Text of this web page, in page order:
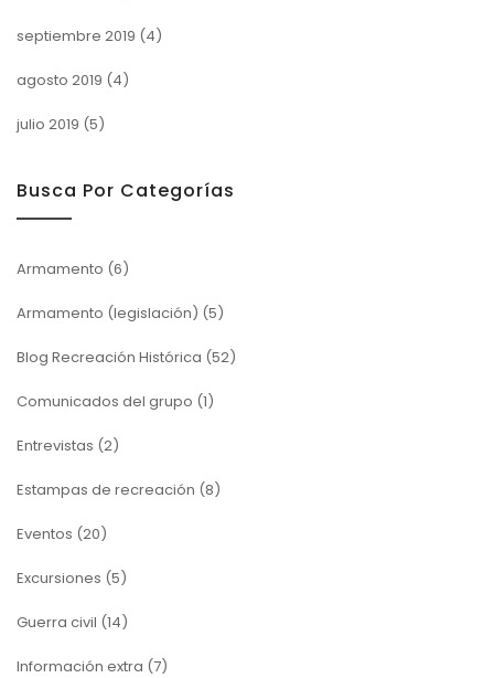
septiembre 2019 (4)
agosto 2019 (4)
julio 2019 (5)
Busca Por Categorías
Armamento (6)
Armamento (legislación) (5)
Blog Recreación Histórica (52)
Comunicados del grupo (1)
Entrevistas (2)
Estampas de recreación (8)
Eventos (20)
Excursiones (5)
Guerra civil (14)
Información extra (7)